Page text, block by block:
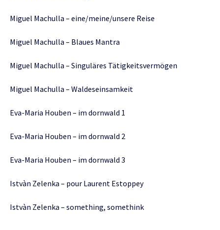
Miguel Machulla – eine/meine/unsere Reise
Miguel Machulla – Blaues Mantra
Miguel Machulla – Singuläres Tätigkeitsvermögen
Miguel Machulla – Waldeseinsamkeit
Eva-Maria Houben – im dornwald 1
Eva-Maria Houben – im dornwald 2
Eva-Maria Houben – im dornwald 3
Istvàn Zelenka – pour Laurent Estoppey
Istvàn Zelenka – something, somethink